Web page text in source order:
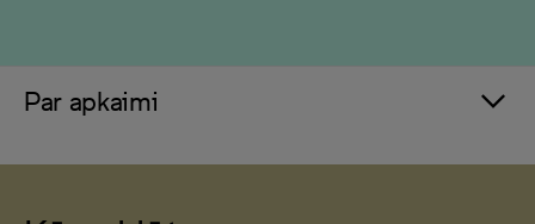
Par apkaimi